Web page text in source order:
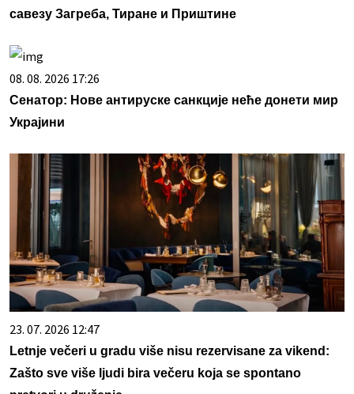
савезу Загреба, Тиране и Приштине
08. 08. 2026 17:26
Сенатор: Нове антируске санкције неће донети мир
Украјини
23. 07. 2026 12:47
Letnje večeri u gradu više nisu rezervisane za vikend:
Zašto sve više ljudi bira večeru koja se spontano